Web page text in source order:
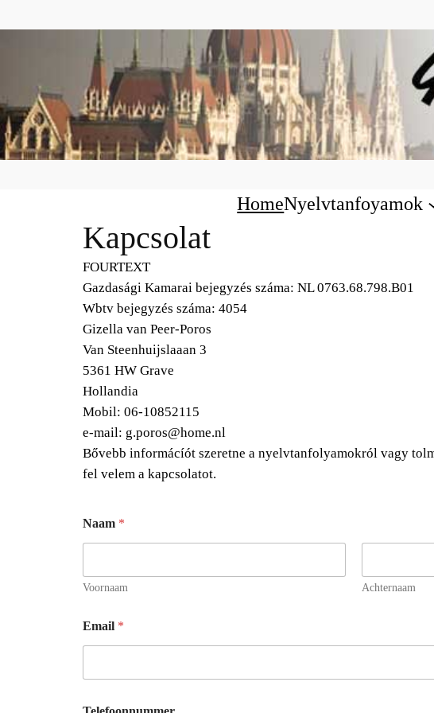
HomeNyelvtanfoyamok
Kapcsolat
FOURTEXT
Gazdasági Kamarai bejegyzés száma: NL 0763.68.798.B01
Wbtv bejegyzés száma: 4054
Gizella van Peer-Poros
Van Steenhuijslaaan 3
5361 HW Grave
Hollandia
Mobil: 06-10852115
e-mail: g.poros@home.nl
Bővebb informácíót szeretne a nyelvtanfolyamokról vagy
fel velem a kapcsolatot.
Naam *
Voornaam Achternaam
Email *